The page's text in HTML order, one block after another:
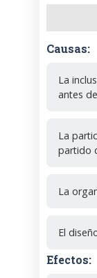
Causas:
La
antes
La
partido
La
El
Efectos: